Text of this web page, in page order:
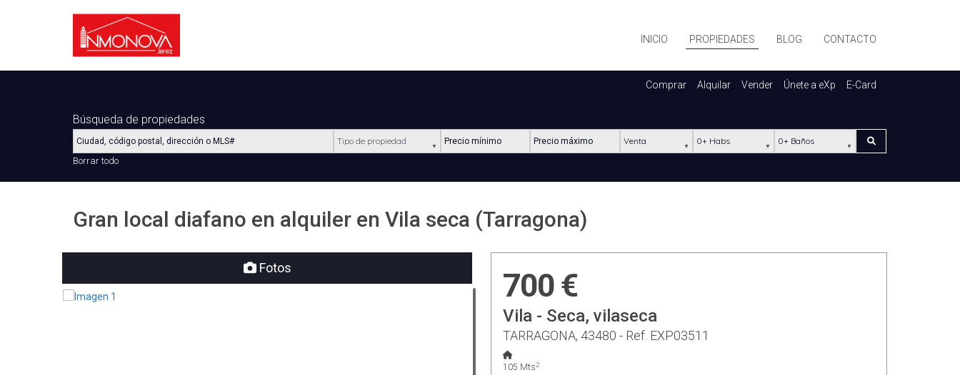
INICIO PROPIEDADES BLOG CONTACTO
Comprar Alquilar Vender Únete a eXp E-Card
Búsqueda de propiedades
Precio mínimo Precio máximo
Borrar todo
Gran local diafano en alquiler en Vila seca (Tarragona)
Fotos 700 €
Vila - Seca, vilaseca
TARRAGONA, 43480 - Ref. EXP03511
105 Mts2